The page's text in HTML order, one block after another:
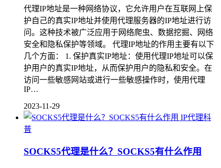
代理IP地址是一种网络协议，它允许用户在互联网上保
护自己的真实IP地址并使用代理服务器的IP地址进行访
问。这种技术被广泛应用于网络爬虫、数据挖掘、网络
安全和隐私保护等领域。 代理IP地址的作用主要有以下
几个方面： 1. 保护真实IP地址：使用代理IP地址可以保
护用户的真实IP地址，从而保护用户的隐私和安全。在
访问一些敏感网站或进行一些敏感操作时，使用代理
IP…
2023-11-29
IP代理科
普
SOCKS5代理是什么？SOCKS5有什么作用